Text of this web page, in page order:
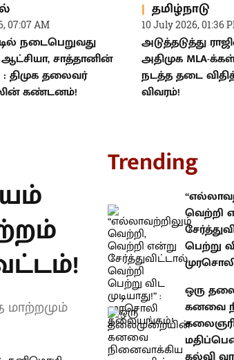
07:07 AM
நடைபெறுவது
சாத்தானின்
: திமுக தலைவர்
கண்டனம்!
தமிழ்நாடு
10 July 2026, 01:36
அடுத்தடுத்து
அதிமுக MLA-
நடத்த தடை
விவரம்!
Trending
என்று
பெற்று விட
தலையங்கம்!
ஒரு
நினைவாக்கிய
மதிப்பெண்கள்
வரலாற்றில்
HLL